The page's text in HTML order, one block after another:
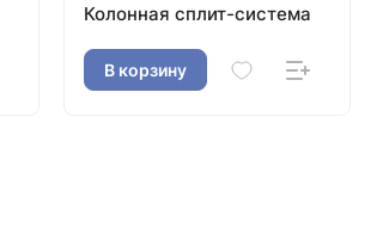
Колонная сплит-система
В корзину